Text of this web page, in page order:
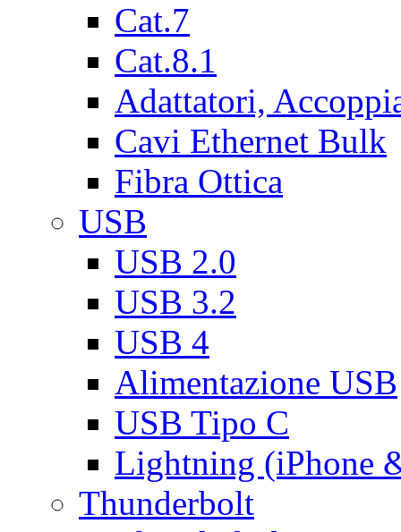
Cat.7
Cat.8.1
Adattatori,
Cavi Ethernet Bulk
Fibra Ottica
USB
USB 2.0
USB 3.2
USB 4
Alimentazione USB
USB Tipo C
Lightning (iPhone
Thunderbolt